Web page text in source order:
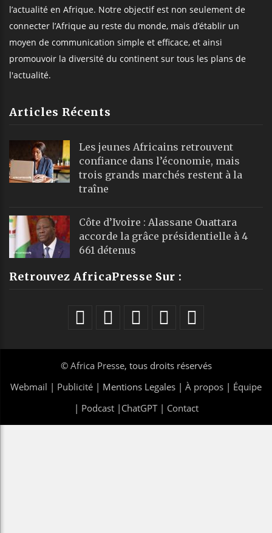
l’actualité en Afrique. Notre objectif est non seulement de
connecter l’Afrique au reste du monde, mais d’établir un
moyen de communication simple et efficace, et ainsi
promouvoir la diversité du continent sur tous les plans de
l'actualité.
Articles Récents
Les jeunes Africains retrouvent
confiance dans l’économie, mais
trois grands marchés restent à la
traîne
Côte d’Ivoire : Alassane Ouattara
accorde la grâce présidentielle à 4
661 détenus
Retrouvez AfricaPresse Sur :
© Africa Presse, tous droits réservés
Webmail | Publicité | Mentions Legales | À propos | Équipe
| Podcast| ChatGPT| Contact